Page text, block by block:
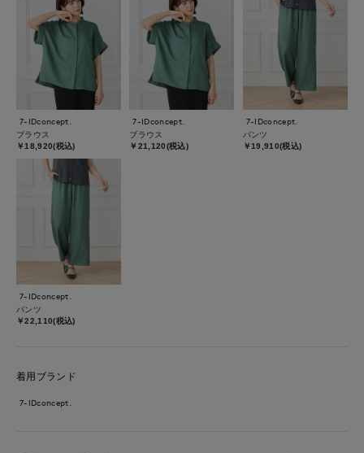
7-IDconcept.
ブラウス
￥18,920(税込)
7-IDconcept.
ブラウス
￥21,120(税込)
7-IDconcept.
パンツ
￥19,910(税込)
7-IDconcept.
パンツ
￥22,110(税込)
着用ブランド
7-IDconcept.